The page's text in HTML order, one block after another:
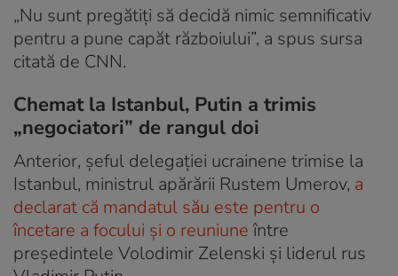
„Nu sunt pregătiți să decidă nimic semnificativ
pentru a pune capăt războiului”, a spus sursa
citată de CNN.
Chemat la Istanbul, Putin a trimis
„negociatori” de rangul doi
Anterior, șeful delegației ucrainene trimise la
Istanbul, ministrul apărării Rustem Umerov, a
declarat că mandatul său este pentru o
încetare a focului și o reuniuneîntre
președintele Volodimir Zelenski și liderul rus